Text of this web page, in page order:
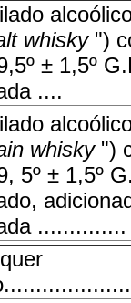
whisky")
± 1,5º
....
whisky")
5º ± 1,5º
..............